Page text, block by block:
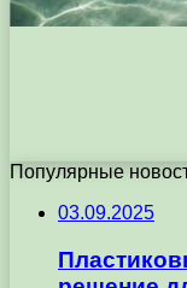
Популярные
03.09.2025